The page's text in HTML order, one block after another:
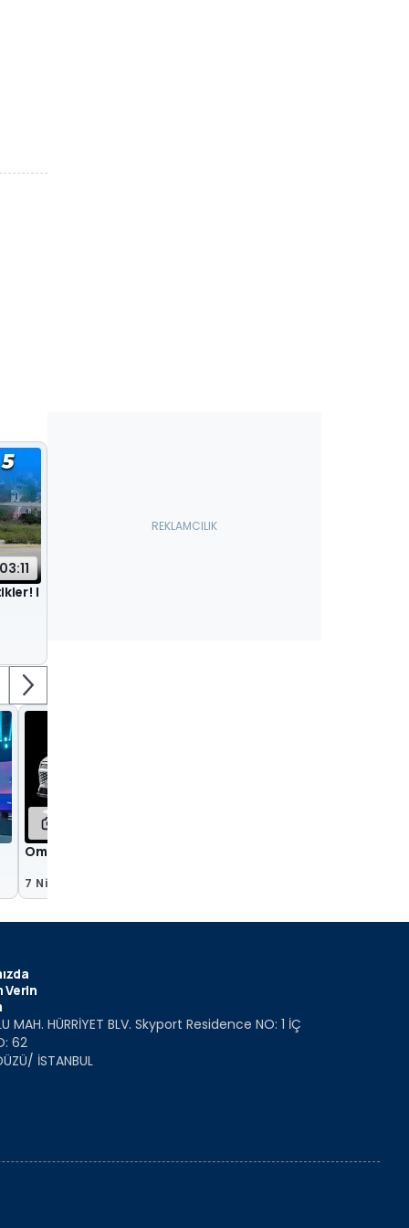
03:11
|
Omoda 9
7 Nis 2025
Verin
MAH. HÜRRİYET BLV. Skyport Residence NO: 1 İÇ
62
İSTANBUL